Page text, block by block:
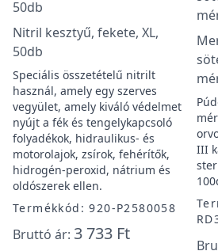
Nitril kesztyű, fekete, XL,
50db
Speciális összetételű nitrilt
használ, amely egy szerves
vegyület, amely kiváló védelmet
nyújt a fék és tengelykapcsoló
folyadékok, hidraulikus- és
motorolajok, zsírok, fehérítők,
hidrogén-peroxid, nátrium és
oldószerek ellen.
Termékkód: 920-P2580058
Bruttó ár: 3 733 Ft
III